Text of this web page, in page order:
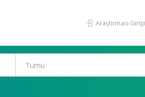
Araştırmacı Girişi